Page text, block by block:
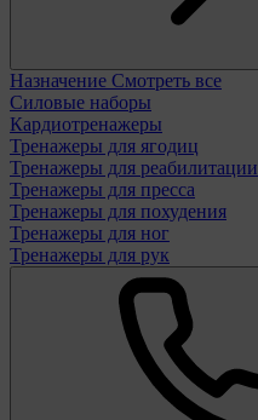
Назначение Смотреть все
Силовые наборы
Кардиотренажеры
Тренажеры для ягодиц
Тренажеры для реабилитации
Тренажеры для пресса
Тренажеры для похудения
Тренажеры для ног
Тренажеры для рук